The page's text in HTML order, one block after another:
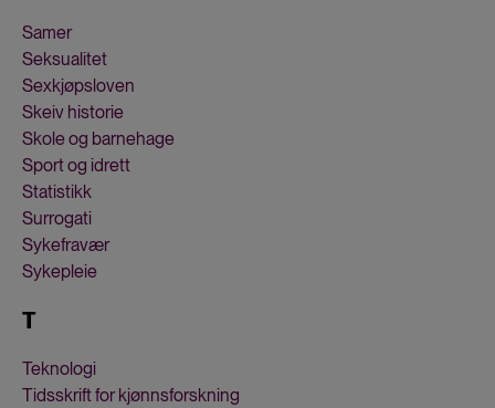
Samer
Seksualitet
Sexkjøpsloven
Skeiv historie
Skole og barnehage
Sport og idrett
Statistikk
Surrogati
Sykefravær
Sykepleie
T
Teknologi
Tidsskrift for kjønnsforskning